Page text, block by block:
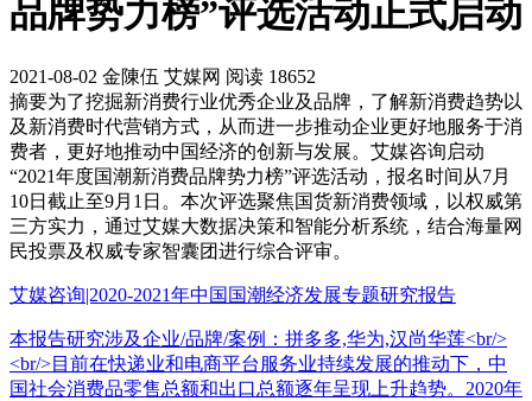
品牌势力榜”评选活动正式启动
2021-08-02 金陳伍 艾媒网 阅读 18652
摘要为了挖掘新消费行业优秀企业及品牌，了解新消费趋势以
及新消费时代营销方式，从而进一步推动企业更好地服务于消
费者，更好地推动中国经济的创新与发展。艾媒咨询启动
“2021年度国潮新消费品牌势力榜”评选活动，报名时间从7月
10日截止至9月1日。本次评选聚焦国货新消费领域，以权威第
三方实力，通过艾媒大数据决策和智能分析系统，结合海量网
民投票及权威专家智囊团进行综合评审。
艾媒咨询|2020-2021年中国国潮经济发展专题研究报告
本报告研究涉及企业/品牌/案例：拼多多,华为,汉尚华莲<br/>
<br/>目前在快递业和电商平台服务业持续发展的推动下，中
国社会消费品零售总额和出口总额逐年呈现上升趋势。2020年